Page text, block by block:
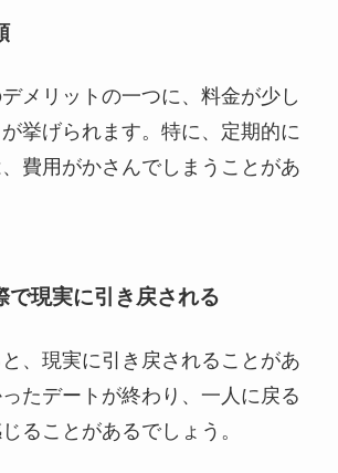
メリットの一つに、料金が少し
挙げられます。特に、定期的に
費用がかさんでしまうことがあ
で現実に引き戻される
、現実に引き戻されることがあ
たデートが終わり、一人に戻る
ることがあるでしょう。